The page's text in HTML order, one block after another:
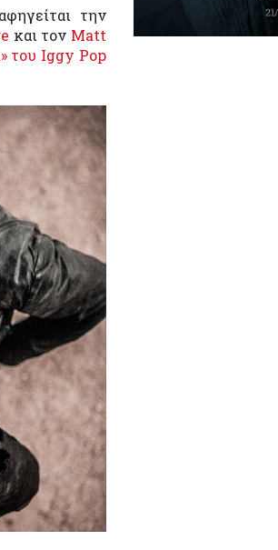
αφηγείται την
και τον Matt
του Iggy Pop